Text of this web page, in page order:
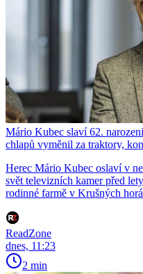
Mário Kubec slaví 62.
chlapů vyměnil za traktory,
Herec Mário Kubec oslaví v
svět televizních kamer před
rodinné farmě v Krušných
ReadZone
dnes, 11:23
2 min